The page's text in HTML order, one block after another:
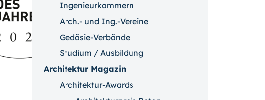
Ingenieurkammern
Arch.- und Ing.-Vereine
Gedäsie-Verbände
Studium / Ausbildung
Architektur Magazin
Architektur-Awards